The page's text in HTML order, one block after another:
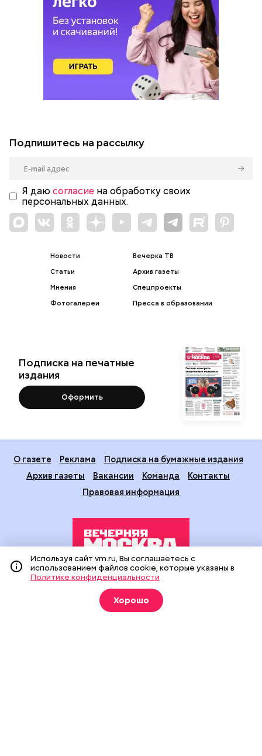
Подпишитесь на рассылку
Я даю согласие на обработку своих
персональных данных.
Новости
Статьи
Мнения
Фотогалереи
Вечерка ТВ
Архив газеты
Спецпроекты
Пресса в образовании
Подписка на печатные
издания
Оформить
О газете Реклама
Подписка на бумажные издания
Архив газеты
Вакансии Команда
Контакты
Правовая информация
Издание создано при финансовой поддержке Департамента
средств массовой информации и рекламы города Москвы.
На сайте применяются рекомендательные технологии
(информационные технологии предоставления информации
Используя сайт vm.ru, Вы соглашаетесь с
использованием файлов cookie, которые указаны в
Политике конфиденциальности
Хорошо